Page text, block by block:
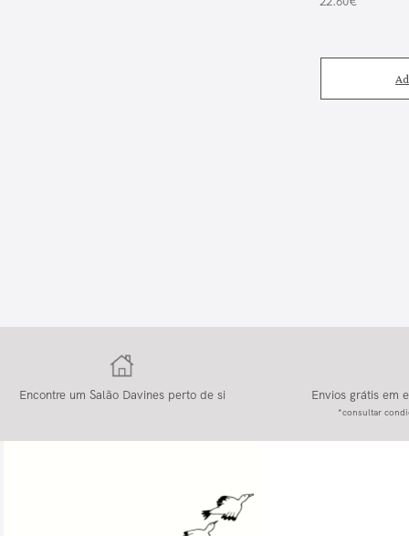
Encontre um Salão Davines perto de si Envios grátis em
*consultar